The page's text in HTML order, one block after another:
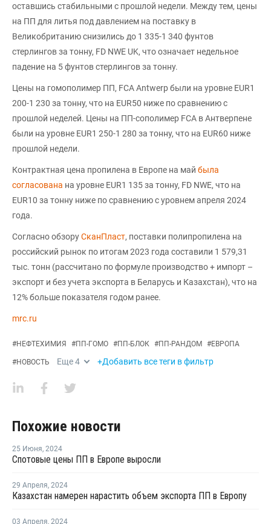
оставшись стабильными с прошлой недели. Между тем, цены
на ПП для литья под давлением на поставку в
Великобританию снизились до 1 335-1 340 фунтов
стерлингов за тонну, FD NWE UK, что означает недельное
падение на 5 фунтов стерлингов за тонну.
Цены на гомополимер ПП, FCA Antwerp были на уровне EUR1
200-1 230 за тонну, что на EUR50 ниже по сравнению с
прошлой неделей. Цены на ПП-сополимер FCA в Антверпене
были на уровне EUR1 250-1 280 за тонну, что на EUR60 ниже
прошлой недели.
Контрактная цена пропилена в Европе на май была
согласована на уровне EUR1 135 за тонну, FD NWE, что на
EUR10 за тонну ниже по сравнению с уровнем апреля 2024
года.
Согласно обзоруСканПласт, поставки полипропилена на
российский рынок по итогам 2023 года составили 1 579,31
тыс. тонн (рассчитано по формуле производство + импорт –
экспорт и без учета экспорта в Беларусь и Казахстан), что на
12% больше показателя годом ранее.
mrc.ru
#НЕФТЕХИМИЯ #ПП-ГОМО #ПП-БЛОК #ПП-РАНДОМ #ЕВРОПА
#НОВОСТЬ Еще4 +Добавить все теги в фильтр
Похожие новости
25 Июня, 2024
Спотовые цены ПП в Европе выросли
29 Апреля, 2024
Казахстан намерен нарастить объем экспорта ПП в Европу
03 Апреля, 2024